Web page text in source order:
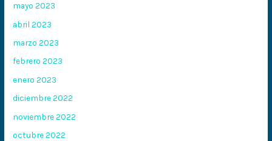
mayo 2023
abril 2023
marzo 2023
febrero 2023
enero 2023
diciembre 2022
noviembre 2022
octubre 2022